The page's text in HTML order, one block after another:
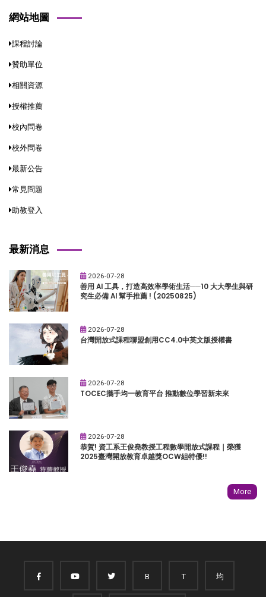
網站地圖
課程討論
贊助單位
相關資源
授權推薦
校內問卷
校外問卷
最新公告
常見問題
助教登入
最新消息
2026-07-28
善用 AI 工具，打造高效率學術生活──10 大大學生與研
究生必備 AI 幫手推薦 ! (20250825)
2026-07-28
台灣開放式課程聯盟創用CC4.0中英文版授權書
2026-07-28
TOCEC攜手均一教育平台 推動數位學習新未來
2026-07-28
恭賀! 資工系王俊堯教授工程數學開放式課程｜榮獲
2025臺灣開放教育卓越獎OCW組特優!!
More
B T 均